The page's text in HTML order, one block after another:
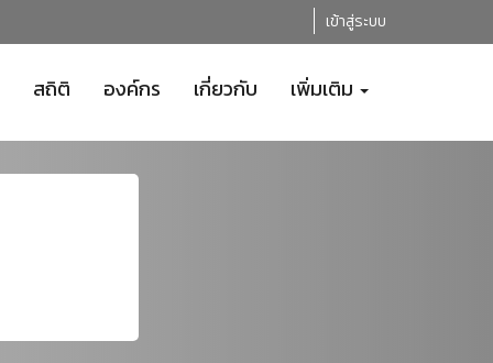
เข้าสู่ระบบ
สถิติ องค์กร เกี่ยวกับ เพิ่มเติม